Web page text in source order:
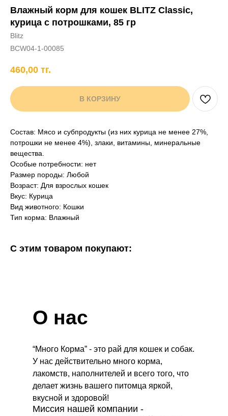
Хорькам
+7 706 407 30 81
Написать в WhatsApp
Влажный корм для кошек BLITZ Classic,
курица с потрошками, 85 гр
Blitz
BCW04-1-00085
460,00 тг.
В КОРЗИНУ
Состав: Мясо и субпродукты (из них курица не менее 27%,
потрошки не менее 4%), злаки, витамины, минеральные
вещества.
Особые потребности: нет
Размер породы: Любой
Возраст: Для взрослых кошек
Вкус: Курица
Вид животного: Кошки
Тип корма: Влажный
С этим товаром покупают:
“Много Корма” - это рай для кошек и собак.
У нас действительно много корма,
лакомств, наполнителей и всего того, что
делает жизнь вашего питомца яркой,
вкусной и здоровой!
Миссия нашей компании -
О нас